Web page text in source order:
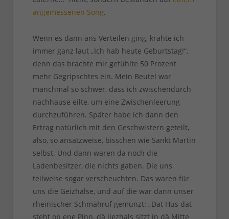
angemessenen Song.
Wenn es dann ans Verteilen ging, krähte ich
immer ganz laut „Ich hab heute Geburtstag!“,
denn das brachte mir gefühlte 50 Prozent
mehr Gegripschtes ein. Mein Beutel war
manchmal so schwer, dass ich zwischendurch
nachhause eilte, um eine Zwischenleerung
durchzuführen. Später habe ich dann den
Ertrag natürlich mit den Geschwistern geteilt,
also, so ansatzweise, bisschen wie Sankt Martin
selbst. Und dann waren da noch die
Ladenbesitzer, die nichts gaben. Die uns
teilweise sogar verscheuchten. Das waren für
uns die Geizhälse, und auf die war dann unser
rheinischer Schmähruf gemünzt: „Dat Hus dat
steht op ene Pinn, dä Jiezhals sitzt in dä Mitte